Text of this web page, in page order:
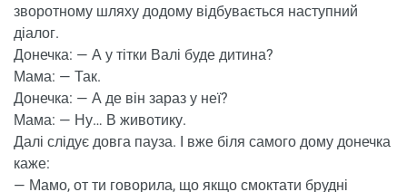
зворотному шляху додому відбувається наступний
діалог.
Донечка: — А у тітки Валі буде дитина?
Мама: — Так.
Донечка: — А де він зараз у неї?
Мама: — Ну… В животику.
Далі слідує довга пауза. І вже біля самого дому донечка
каже:
— Мамо, от ти говорила, що якщо смоктати брудні